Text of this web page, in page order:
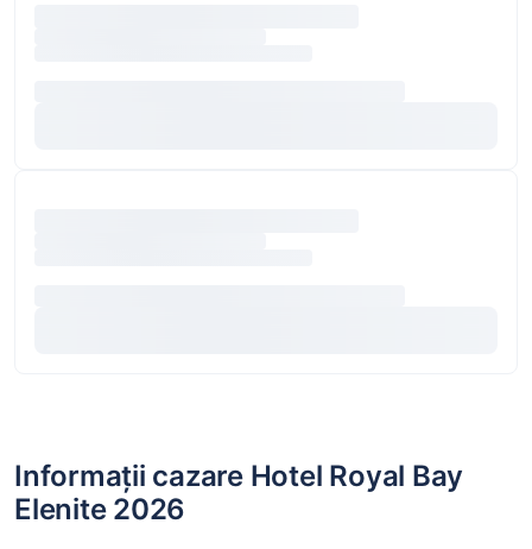
Informații cazare Hotel Royal Bay
Elenite 2026